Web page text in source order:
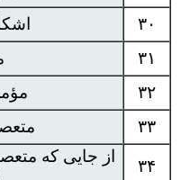
۳۰
۳۱
۳۲
۳۳
۳۴
از جایی که